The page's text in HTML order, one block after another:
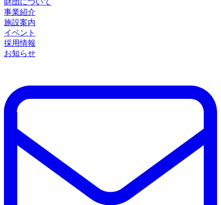
財団について
事業紹介
施設案内
イベント
採用情報
お知らせ